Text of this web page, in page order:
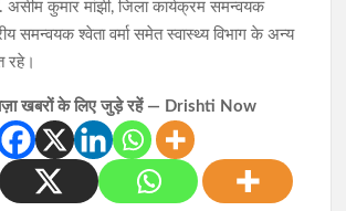
कुमार मांझी, जिला कार्यक्रम समन्वयक
समन्वयक श्वेता वर्मा समेत स्वास्थ्य विभाग के अन्य
रहे।
खबरों के लिए जुड़े रहें — Drishti Now